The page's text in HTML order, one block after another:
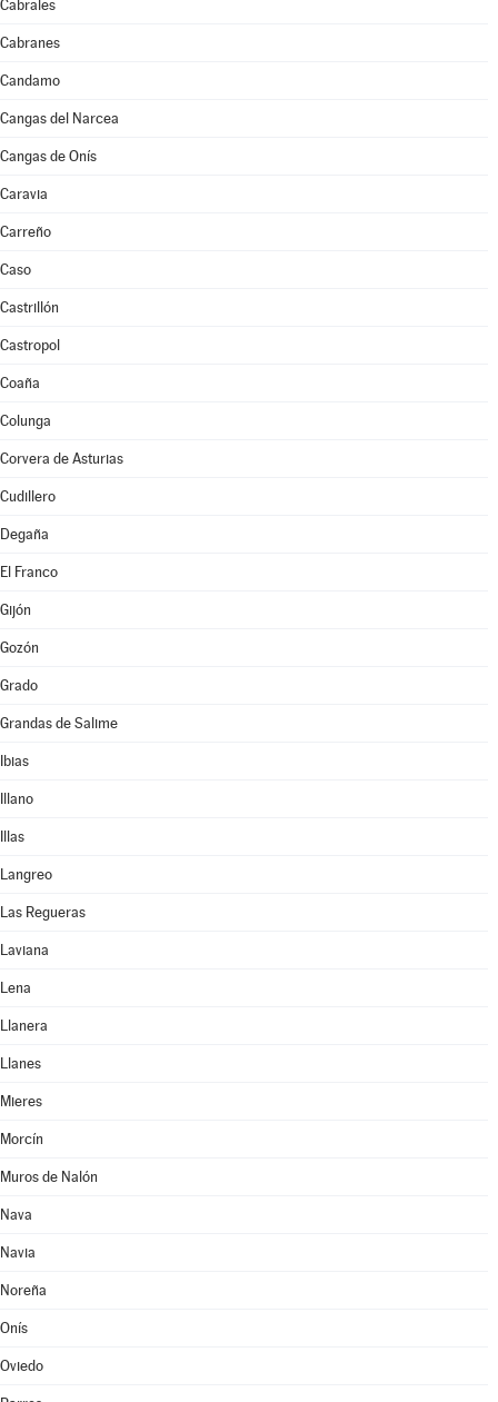
Cabrales
Cabranes
Candamo
Cangas del Narcea
Cangas de Onís
Caravia
Carreño
Caso
Castrillón
Castropol
Coaña
Colunga
Corvera de Asturias
Cudillero
Degaña
El Franco
Gijón
Gozón
Grado
Grandas de Salime
Ibias
Illano
Illas
Langreo
Las Regueras
Laviana
Lena
Llanera
Llanes
Mieres
Morcín
Muros de Nalón
Nava
Navia
Noreña
Onís
Oviedo